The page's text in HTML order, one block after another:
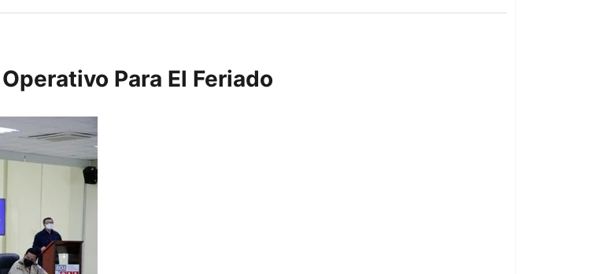
Para El Feriado